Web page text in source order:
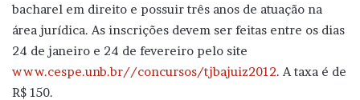
bacharel em direito e possuir três anos de atuação na
área jurídica. As inscrições devem ser feitas entre os dias
24 de janeiro e 24 de fevereiro pelo site
www.cespe.unb.br//concursos/tjbajuiz2012. A taxa é de
R$ 150.